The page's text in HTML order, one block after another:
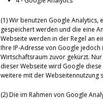
(1) Wir benutzen Google Analytics,
gespeichert werden und die eine
Webseite werden in der Regel an
Ihre IP-Adresse von Google
Wirtschaftsraum zuvor gekürzt.
dieser Webseite wird Google
weitere mit der Webseitennutzung
(2) Die im Rahmen von Google